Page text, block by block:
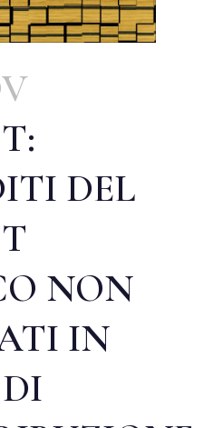
DEL
NON
IN